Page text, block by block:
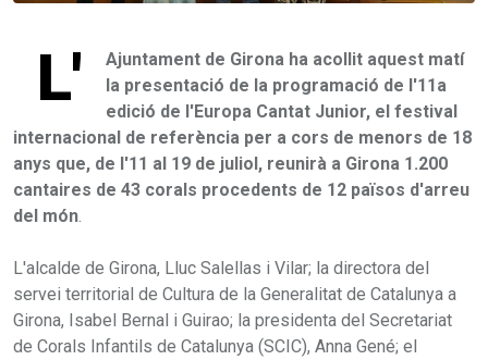
L'
Ajuntament de Girona ha acollit aquest matí
la presentació de la programació de l'11a
edició de l'Europa Cantat Junior, el festival
internacional de referència per a cors de menors de 18
anys que, de l'11 al 19 de juliol, reunirà a Girona 1.200
cantaires de 43 corals procedents de 12 països d'arreu
del món
L'alcalde de Girona, Lluc Salellas i Vilar; la directora del
servei territorial de Cultura de la Generalitat de Catalunya a
Girona, Isabel Bernal i Guirao; la presidenta del Secretariat
de Corals Infantils de Catalunya (SCIC), Anna Gené; el